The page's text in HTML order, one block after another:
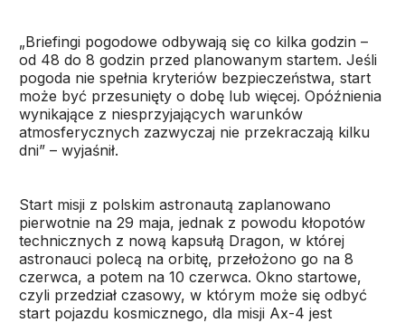
„Briefingi pogodowe odbywają się co kilka godzin –
od 48 do 8 godzin przed planowanym startem. Jeśli
pogoda nie spełnia kryteriów bezpieczeństwa, start
może być przesunięty o dobę lub więcej. Opóźnienia
wynikające z niesprzyjających warunków
atmosferycznych zazwyczaj nie przekraczają kilku
dni” – wyjaśnił.
Start misji z polskim astronautą zaplanowano
pierwotnie na 29 maja, jednak z powodu kłopotów
technicznych z nową kapsułą Dragon, w której
astronauci polecą na orbitę, przełożono go na 8
czerwca, a potem na 10 czerwca. Okno startowe,
czyli przedział czasowy, w którym może się odbyć
start pojazdu kosmicznego, dla misji Ax-4 jest